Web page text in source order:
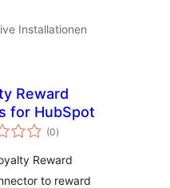
Installationen
Reward
for HubSpot
(0Bewertungen
insgesamt
)
Reward
to reward